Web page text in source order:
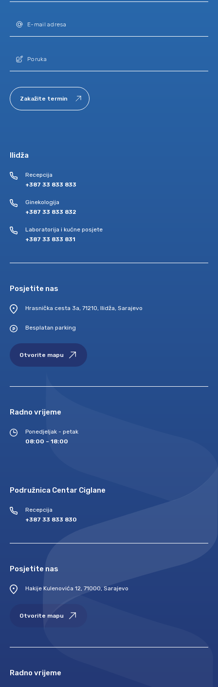
Zakažite termin
Ilidža
Recepcija
+387 33 833 833
Ginekologija
+387 33 833 832
Laboratorija i kućne posjete
+387 33 833 831
Posjetite nas
Hrasnička cesta 3a, 71210, Ilidža, Sarajevo
Besplatan parking
Otvorite mapu
Radno vrijeme
Ponedjeljak - petak
08:00 – 18:00
Podružnica Centar Ciglane
Recepcija
+387 33 833 830
Posjetite nas
Hakije Kulenovića 12, 71000, Sarajevo
Otvorite mapu
Radno vrijeme